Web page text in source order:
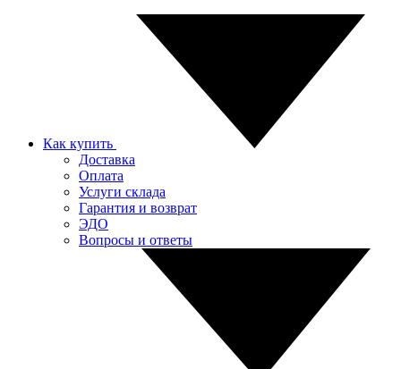
Как купить
Доставка
Оплата
Услуги склада
Гарантия и возврат
ЭДО
Вопросы и ответы